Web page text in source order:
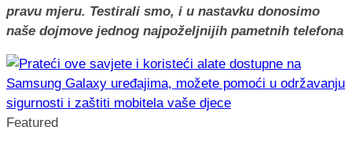
pravu mjeru. Testirali smo, i u nastavku donosimo
naše dojmove jednog najpoželjnijih pametnih telefona
Featured